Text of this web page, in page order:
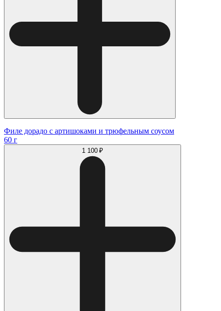
Филе дорадо с артишоками и трюфельным соусом
60 г
1 100 ₽